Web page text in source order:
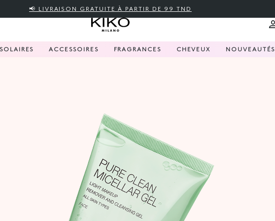
📢 LIVRAISON GRATUITE À PARTIR DE 99 TND
SOLAIRES ACCESSOIRES FRAGRANCES CHEVEUX NOUVEAUTÉS